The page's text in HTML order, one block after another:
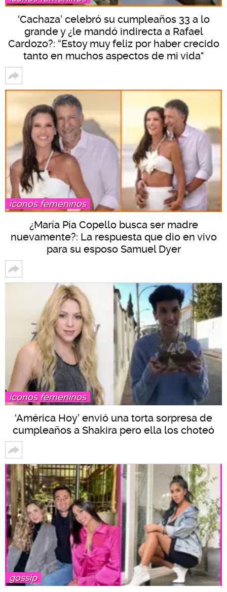
‘Cachaza’ celebró su cumpleaños 33 a lo
grande y ¿le mandó indirecta a Rafael
Cardozo?: “Estoy muy feliz por haber crecido
tanto en muchos aspectos de mi vida"
íconos femeninos
¿María Pía Copello busca ser madre
nuevamente?: La respuesta que dio en vivo
para su esposo Samuel Dyer
íconos femeninos
‘América Hoy’ envió una torta sorpresa de
cumpleaños a Shakira pero ella los choteó
gossip